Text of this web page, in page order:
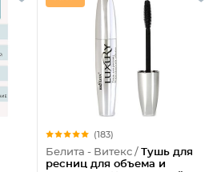
(183)
Белита - Витекс / Тушь для
ресниц для объема и